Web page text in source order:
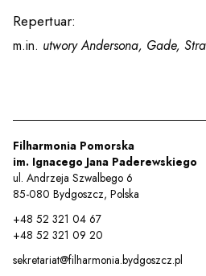
Polityka prywatności
Repertuar:
m.in. utwory Andersona, Gade,
Filharmonia Pomorska
im. Ignacego Jana Paderewskiego
ul. Andrzeja Szwalbego 6
85-080 Bydgoszcz, Polska
+48 52 321 04 67
+48 52 321 09 20
sekretariat@filharmonia.bydgoszcz.pl